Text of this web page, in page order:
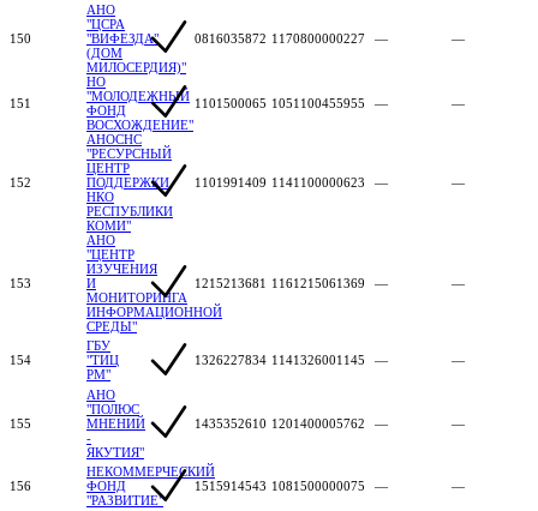
150
АНО
"ЦСРА
"ВИФЕЗДА"
(ДОМ
МИЛОСЕРДИЯ)"
0816035872 1170800000227 — —
151
НО
"МОЛОДЕЖНЫЙ
ФОНД
ВОСХОЖДЕНИЕ"
1101500065 1051100455955 — —
152
АНОСНС
"РЕСУРСНЫЙ
ЦЕНТР
ПОДДЕРЖКИ
НКО
РЕСПУБЛИКИ
КОМИ"
1101991409 1141100000623 — —
153
АНО
"ЦЕНТР
ИЗУЧЕНИЯ
И
МОНИТОРИНГА
ИНФОРМАЦИОННОЙ
СРЕДЫ"
1215213681 1161215061369 — —
154
ГБУ
"ТИЦ
РМ"
1326227834 1141326001145 — —
155
АНО
"ПОЛЮС
МНЕНИЙ
-
ЯКУТИЯ"
1435352610 1201400005762 — —
156
НЕКОММЕРЧЕСКИЙ
ФОНД
"РАЗВИТИЕ"
1515914543 1081500000075 — —